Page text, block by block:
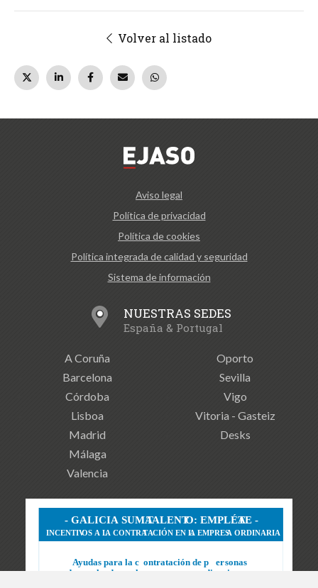
Volver al listado
Aviso legal
Política de privacidad
Política de cookies
Política integrada de calidad y seguridad
Sistema de información
NUESTRAS SEDES
España & Portugal
A Coruña
Barcelona
Córdoba
Lisboa
Madrid
Málaga
Valencia
Oporto
Sevilla
Vigo
Vitoria - Gasteiz
Desks